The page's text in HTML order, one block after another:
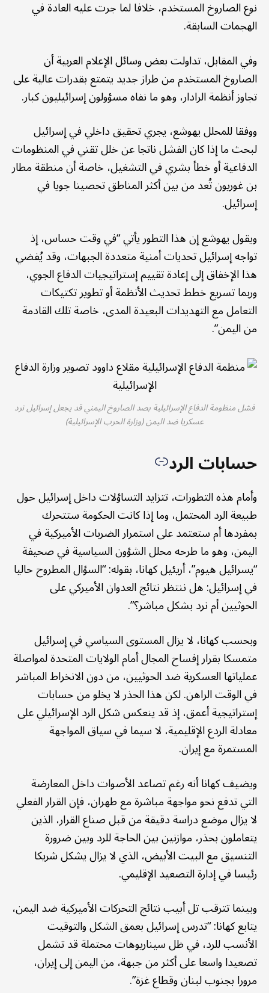
نوع الصاروخ المستخدم، خلافا لما جرت عليه العادة في
الهجمات السابقة.
وفي المقابل، تداولت بعض وسائل الإعلام العربية أن
الصاروخ المستخدم من طراز جديد يتمتع بقدرات عالية على
تجاوز أنظمة الرادار، وهو ما نفاه مسؤولون إسرائيليون كبار.
ووفقا للمحلل يهوشع، يجري تحقيق داخلي في إسرائيل
لبحث ما إذا كان الفشل ناتجا عن خلل تقني في المنظومات
الدفاعية أو خطأ بشري في التشغيل، خاصة أن منطقة مطار
بن غوريون تُعد من بين أكثر المناطق تحصينا جويا في
إسرائيل.
ويقول يهوشع إن هذا التطور يأتي “في وقت حساس، إذ
تواجه إسرائيل تحديات أمنية متعددة الجبهات، وقد يُفضي
هذا الإخفاق إلى إعادة تقييم إستراتيجيات الدفاع الجوي،
وربما تسريع خطط تحديث الأنظمة أو تطوير تكتيكات
التعامل مع التهديدات البعيدة المدى، خاصة تلك القادمة
من اليمن”.
فشل منظومة الدفاع الإسرائيلية بصد الصاروخ اليمني قد يجعل إسرائيل ترد
عسكريا ضد اليمن (وزارة الحرب الإسرائيلية)
حسابات الرد
وأمام هذه التطورات، تتزايد التساؤلات داخل إسرائيل حول
طبيعة الرد المحتمل، وما إذا كانت الحكومة ستتحرك
بمفردها أم ستعتمد على استمرار الضربات الأميركية في
اليمن، وهو ما طرحه محلل الشؤون السياسية في صحيفة
“يسرائيل هيوم”، أريئيل كهانا، بقوله: “السؤال المطروح حاليا
في إسرائيل: هل ننتظر نتائج العدوان الأميركي على
الحوثيين أم نرد بشكل مباشر؟”.
وبحسب كهانا، لا يزال المستوى السياسي في إسرائيل
متمسكا بقرار إفساح المجال أمام الولايات المتحدة لمواصلة
عملياتها العسكرية ضد الحوثيين، من دون الانخراط المباشر
في الوقت الراهن. لكن هذا الحذر لا يخلو من حسابات
إستراتيجية أعمق، إذ قد ينعكس شكل الرد الإسرائيلي على
معادلة الردع الإقليمية، لا سيما في سياق المواجهة
المستمرة مع إيران.
ويضيف كهانا أنه رغم تصاعد الأصوات داخل المعارضة
التي تدفع نحو مواجهة مباشرة مع طهران، فإن القرار الفعلي
لا يزال موضع دراسة دقيقة من قبل صناع القرار، الذين
يتعاملون بحذر، موازنين بين الحاجة للرد وبين ضرورة
التنسيق مع البيت الأبيض، الذي لا يزال يشكل شريكا
رئيسا في إدارة التصعيد الإقليمي.
وبينما تترقب تل أبيب نتائج التحركات الأميركية ضد اليمن،
يتابع كهانا: “تدرس إسرائيل بعمق الشكل والتوقيت
الأنسب للرد، في ظل سيناريوهات محتملة قد تشمل
تصعيدا واسعا على أكثر من جبهة، من اليمن إلى إيران،
مرورا بجنوب لبنان وقطاع غزة”.